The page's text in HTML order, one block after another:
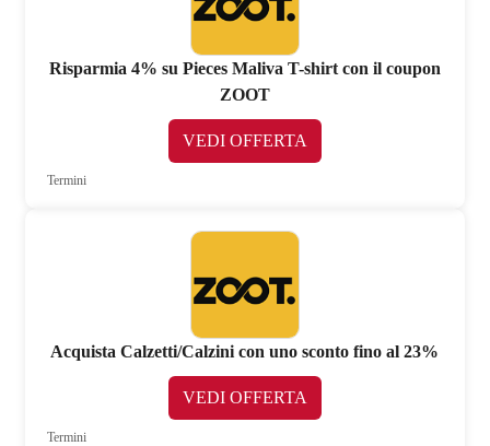
Risparmia 4% su Pieces Maliva T-shirt con il coupon
ZOOT
VEDI OFFERTA
Termini
Acquista Calzetti/Calzini con uno sconto fino al 23%
VEDI OFFERTA
Termini